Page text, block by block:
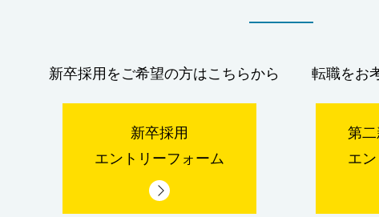
新卒採用をご希望の方はこちらから
新卒採用
エントリーフォーム
転職をお
第
エ